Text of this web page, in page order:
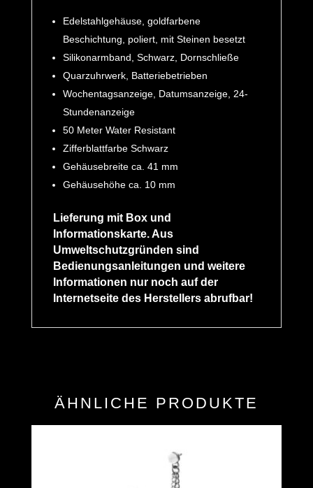
Edelstahlgehäuse, goldfarbene
Beschichtung, poliert, mit Steinen besetzt
Silikonarmband, Schwarz, Dornschließe
Quarzuhrwerk, Batteriebetrieben
Wochentagsanzeige, Datumsanzeige, 24-
Stundenanzeige
50 Meter Water Resistant
Zifferblattfarbe Schwarz
Gehäusebreite ca. 41 mm
Gehäusehöhe ca. 10 mm
Lieferung mit Box und
Informationskarte. Aus
Umweltschutzgründen sind
Bedienungsanleitungen und weitere
Informationen nur noch auf der
Internetseite des Herstellers abrufbar!
ÄHNLICHE PRODUKTE